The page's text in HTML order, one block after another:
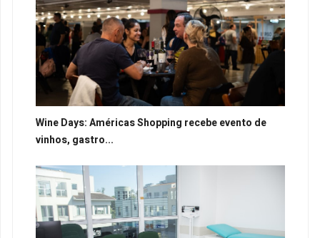
Wine Days: Américas Shopping recebe evento de
vinhos, gastro...